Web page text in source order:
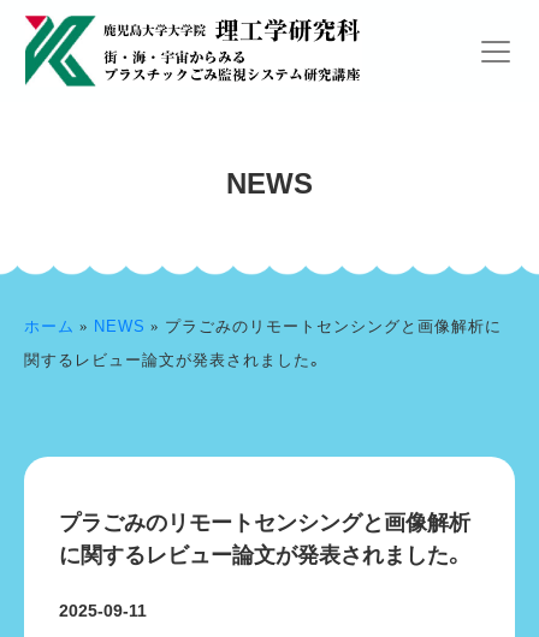
NEWS
ホーム » NEWS » プラごみのリモートセンシングと画像解析に
関するレビュー論文が発表されました。
プラごみのリモートセンシングと画像解析
に関するレビュー論文が発表されました。
2025-09-11